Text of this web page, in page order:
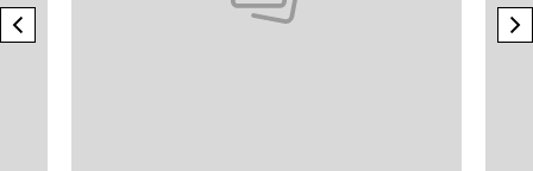
previous element